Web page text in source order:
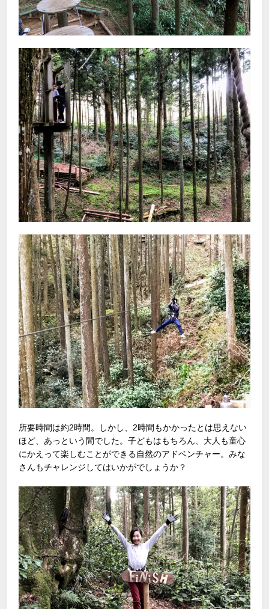
所要時間は約2時間。しかし、2時間もかかったとは思えない
ほど、あっという間でした。子どもはもちろん、大人も童心
にかえって楽しむことができる自然のアドベンチャー。みな
さんもチャレンジしてはいかがでしょうか？